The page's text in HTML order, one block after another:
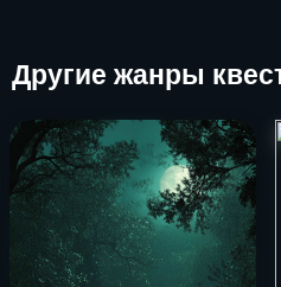
Другие жанры